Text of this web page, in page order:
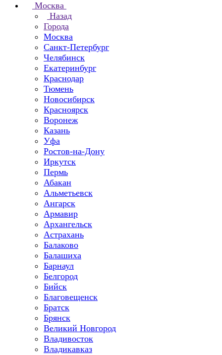
Москва
Назад
Города
Москва
Санкт-Петербург
Челябинск
Екатеринбург
Краснодар
Тюмень
Новосибирск
Красноярск
Воронеж
Казань
Уфа
Ростов-на-Дону
Иркутск
Пермь
Абакан
Альметьевск
Ангарск
Армавир
Архангельск
Астрахань
Балаково
Балашиха
Барнаул
Белгород
Бийск
Благовещенск
Братск
Брянск
Великий Новгород
Владивосток
Владикавказ